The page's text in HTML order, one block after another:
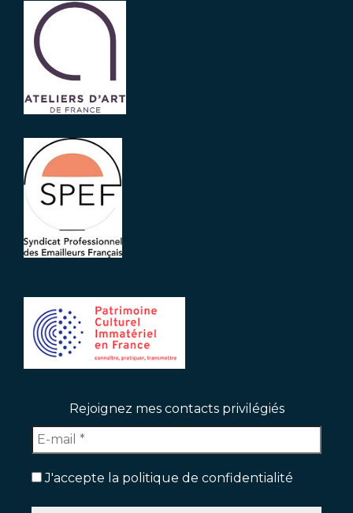
Rejoignez mes contacts privilégiés
J'accepte la politique de confidentialité